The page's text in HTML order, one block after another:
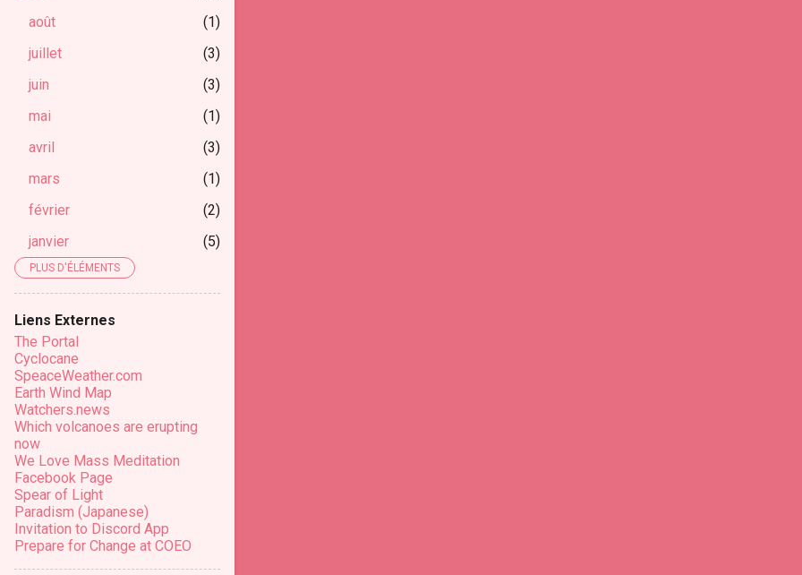
août
1
juillet
3
juin
3
mai
1
avril
3
mars
1
février
2
janvier
5
2025
octobre
septembre
août
juillet
juin
mai
avril
mars
PLUS D'ÉLÉMENTS
Liens Externes
The Portal
Cyclocane
SpeaceWeather.com
Earth Wind Map
Watchers.news
Which volcanoes are erupting
now
We Love Mass Meditation
Facebook Page
Spear of Light
Paradism (Japanese)
Invitation to Discord App
Prepare for Change at COEO